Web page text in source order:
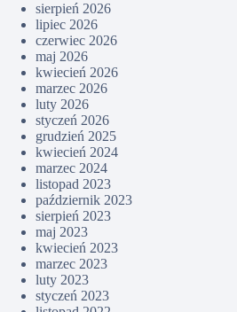
sierpień 2026
lipiec 2026
czerwiec 2026
maj 2026
kwiecień 2026
marzec 2026
luty 2026
styczeń 2026
grudzień 2025
kwiecień 2024
marzec 2024
listopad 2023
październik 2023
sierpień 2023
maj 2023
kwiecień 2023
marzec 2023
luty 2023
styczeń 2023